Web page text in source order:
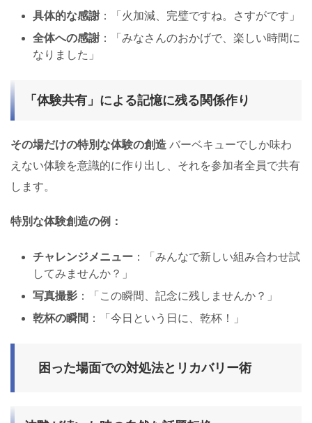
具体的な感謝 ：「火加減、完璧ですね。さすがです」
全体への感謝 ：「みなさんのおかげで、楽しい時間に
なりました」
「体験共有」による記憶に残る関係作り
その場だけの特別な体験の創造 バーベキューでしか味わ
えない体験を意識的に作り出し、それを参加者全員で共有
します。
特別な体験創造の例：
チャレンジメニュー ：「みんなで新しい組み合わせ試
してみませんか？」
写真撮影 ：「この瞬間、記念に残しませんか？」
乾杯の瞬間 ：「今日という日に、乾杯！」
困った場面での対処法とリカバリー術